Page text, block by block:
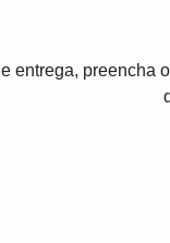
entrega,